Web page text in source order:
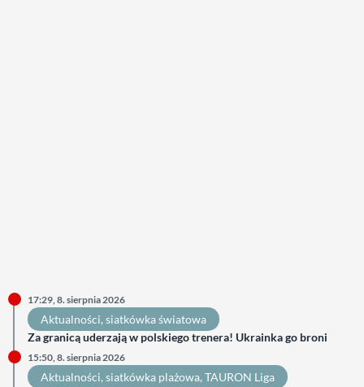
17:29, 8. sierpnia 2026
Aktualności, siatkówka światowa
Za granicą uderzają w polskiego trenera! Ukrainka go broni
15:50, 8. sierpnia 2026
Aktualności, siatkówka plażowa, TAURON Liga